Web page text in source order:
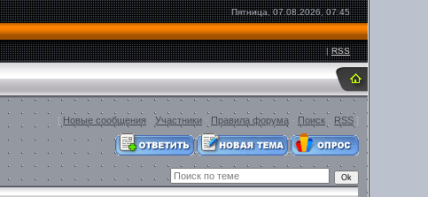
Пятница, 07.08.2026, 07:45
|RSS
[ Новые сообщения Участники Правила форума Поиск RSS ]